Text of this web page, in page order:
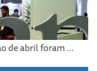
de abril foram ...